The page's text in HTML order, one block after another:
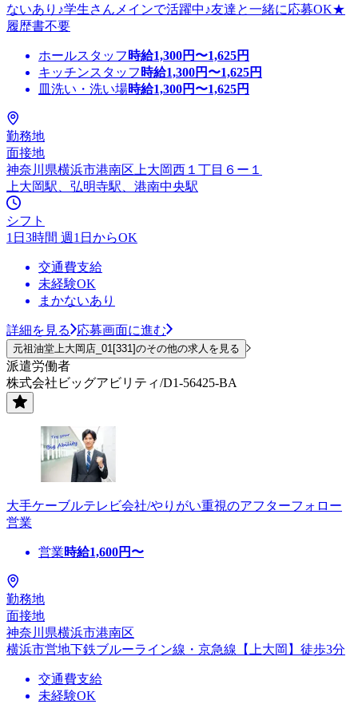
ないあり♪学生さんメインで活躍中♪友達と一緒に応募OK★
履歴書不要
ホールスタッフ 時給1,300円〜1,625円
キッチンスタッフ 時給1,300円〜1,625円
皿洗い・洗い場時給1,300円〜1,625円
勤務地
面接地
神奈川県横浜市港南区上大岡西１丁目６ー１
上大岡駅、弘明寺駅、港南中央駅
シフト
1日3時間 週1日からOK
交通費支給
未経験OK
まかないあり
詳細を見る 応募画面に進む
元祖油堂上大岡店_01[331]のその他の求人を見る
派遣労働者
株式会社ビッグアビリティ/D1-56425-BA
大手ケーブルテレビ会社/やりがい重視のアフターフォロー
営業
営業時給1,600円〜
勤務地
面接地
神奈川県横浜市港南区
横浜市営地下鉄ブルーライン線・京急線【上大岡】徒歩3分
交通費支給
未経験OK